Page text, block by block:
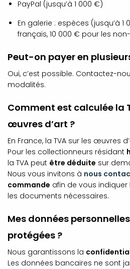
PayPal (jusqu’à 1 000 €)
En galerie : espèces (jusqu’à
français, 10 000 € pour les
Peut-on payer en
Oui, c’est possible. Contactez-
modalités.
Comment est calculée la
œuvres d’art ?
En France, la TVA sur les œuvres
Pour les collectionneurs résidant
la TVA peut être déduite sur
Nous vous invitons à nous
commande afin de vous
les documents nécessaires.
Mes données
protégées ?
Nous garantissons la
Les données bancaires ne sont